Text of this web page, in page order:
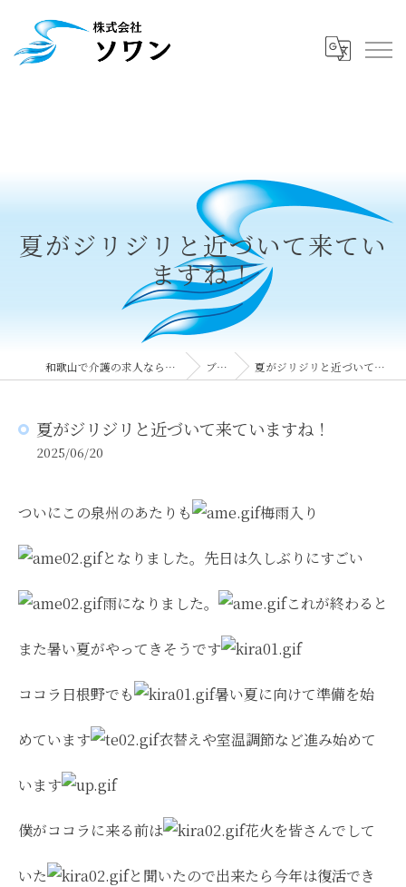
夏がジリジリと近づいて来てい
ますね！
和歌山で介護の求人なら株式会社ソワン ブログ 夏がジリジリと近づいて来ていますね！
夏がジリジリと近づいて来ていますね！
2025/06/20
ついにこの泉州のあたりも 梅雨入り
となりました。先日は久しぶりにすごい
雨になりました。 これが終わると
また暑い夏がやってきそうです
ココラ日根野でも 暑い夏に向けて準備を始
めています 衣替えや室温調節など進み始めて
います
僕がココラに来る前は 花火を皆さんでして
いた と聞いたので出来たら今年は復活でき